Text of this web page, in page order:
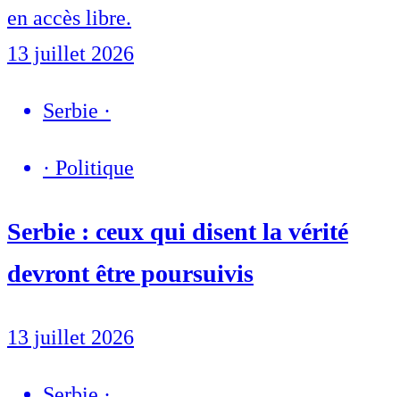
en accès libre.
13 juillet 2026
Serbie ·
· Politique
Serbie : ceux qui disent la vérité
devront être poursuivis
13 juillet 2026